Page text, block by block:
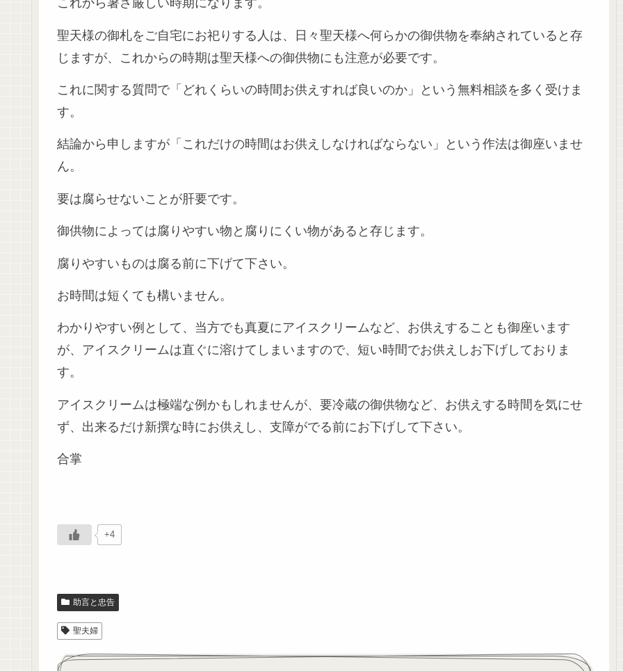
これから暑さ厳しい時期になります。
聖天様の御札をご自宅にお祀りする人は、日々聖天様へ何らかの御供物を奉納されていると存
じますが、これからの時期は聖天様への御供物にも注意が必要です。
これに関する質問で「どれくらいの時間お供えすれば良いのか」という無料相談を多く受けま
す。
結論から申しますが「これだけの時間はお供えしなければならない」という作法は御座いませ
ん。
要は腐らせないことが肝要です。
御供物によっては腐りやすい物と腐りにくい物があると存じます。
腐りやすいものは腐る前に下げて下さい。
お時間は短くても構いません。
わかりやすい例として、当方でも真夏にアイスクリームなど、お供えすることも御座います
が、アイスクリームは直ぐに溶けてしまいますので、短い時間でお供えしお下げしておりま
す。
アイスクリームは極端な例かもしれませんが、要冷蔵の御供物など、お供えする時間を気にせ
ず、出来るだけ新撰な時にお供えし、支障がでる前にお下げして下さい。
合掌
+4
助言と忠告
聖夫婦